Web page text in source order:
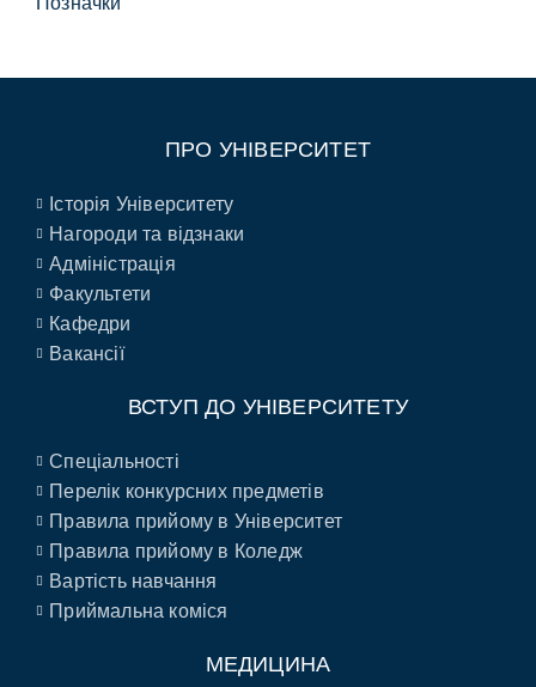
ПРО УНІВЕРСИТЕТ
Історія Університету
Нагороди та відзнаки
Адміністрація
Факультети
Кафедри
Вакансії
ВСТУП ДО УНІВЕРСИТЕТУ
Спеціальності
Перелік конкурсних предметів
Правила прийому в Університет
Правила прийому в Коледж
Вартість навчання
Приймальна коміся
МЕДИЦИНА